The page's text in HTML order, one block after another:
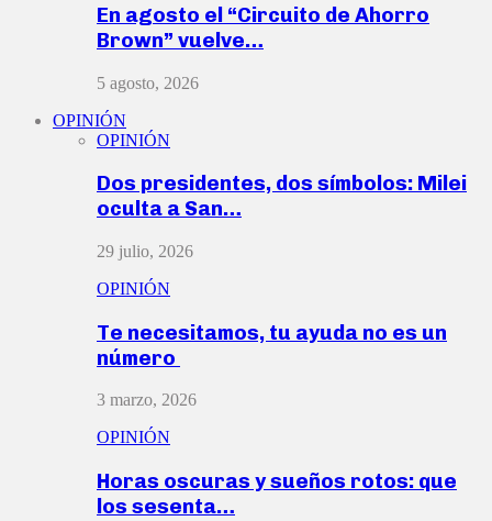
En agosto el “Circuito de Ahorro
Brown” vuelve…
5 agosto, 2026
OPINIÓN
OPINIÓN
Dos presidentes, dos símbolos: Milei
oculta a San…
29 julio, 2026
OPINIÓN
Te necesitamos, tu ayuda no es un
número
3 marzo, 2026
OPINIÓN
Horas oscuras y sueños rotos: que
los sesenta…